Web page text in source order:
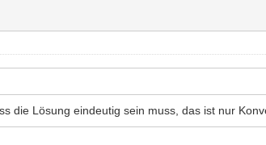
die Lösung eindeutig sein muss, das ist nur